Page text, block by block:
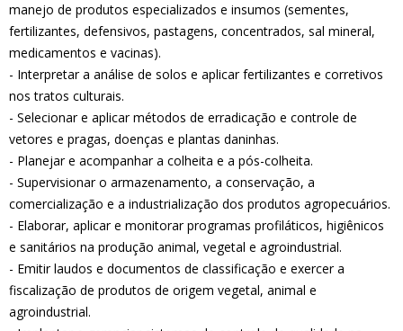
manejo de produtos especializados e insumos (sementes,
fertilizantes, defensivos, pastagens, concentrados, sal mineral,
medicamentos e vacinas).
- Interpretar a análise de solos e aplicar fertilizantes e corretivos
nos tratos culturais.
- Selecionar e aplicar métodos de erradicação e controle de
vetores e pragas, doenças e plantas daninhas.
- Planejar e acompanhar a colheita e a pós-colheita.
- Supervisionar o armazenamento, a conservação, a
comercialização e a industrialização dos produtos agropecuários.
- Elaborar, aplicar e monitorar programas profiláticos, higiênicos
e sanitários na produção animal, vegetal e agroindustrial.
- Emitir laudos e documentos de classificação e exercer a
fiscalização de produtos de origem vegetal, animal e
agroindustrial.